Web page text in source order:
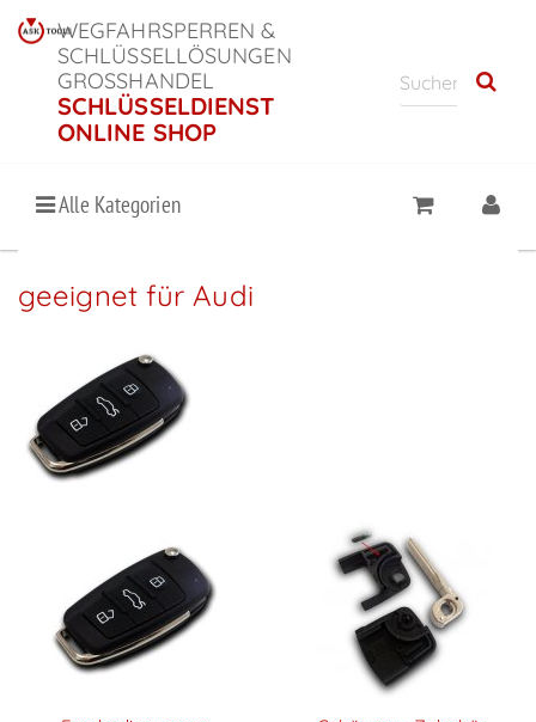
WEGFAHRSPERREN &
SCHLÜSSELLÖSUNGEN
GROSSHANDEL
SCHLÜSSELDIENST
ONLINE SHOP
Alle Kategorien
geeignet für Audi